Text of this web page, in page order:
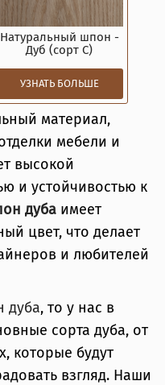
Натуральный шпон -
Дуб (сорт C)
УЗНАТЬ БОЛЬШЕ
материал,
мебели и
высокой
и устойчивостью к
дуба имеет
цвет, что делает
и любителей
дуба, то у нас в
сорта дуба, от
которые будут
взгляд. Наши